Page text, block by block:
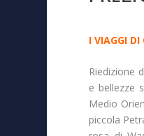
I VIAGGI DI
Riedizione
e bellezze
Medio
piccola